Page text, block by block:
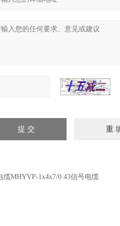
缆MHYVP-1x4x7/0.43信号电缆